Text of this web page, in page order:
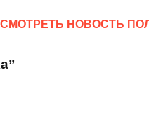
CМОТРЕТЬ НОВОСТЬ